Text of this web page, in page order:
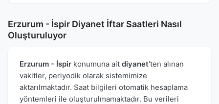
Erzurum - İspir Diyanet İftar Saatleri Nasıl
Oluşturuluyor
Erzurum - İspir konumuna ait diyanet'ten alınan
vakitler, periyodik olarak sistemimize
aktarılmaktadır. Saat bilgileri otomatik hesaplama
yöntemleri ile oluşturulmamaktadır. Bu verileri